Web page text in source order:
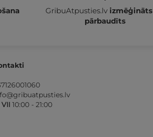
GribuAtpusties.lv izmēģināts
pārbaudīts
VII 10:00 - 21:00